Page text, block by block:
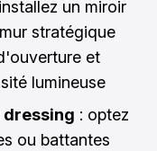
un miroir
stratégique
et
lumineuse
dressing : optez
ou battantes